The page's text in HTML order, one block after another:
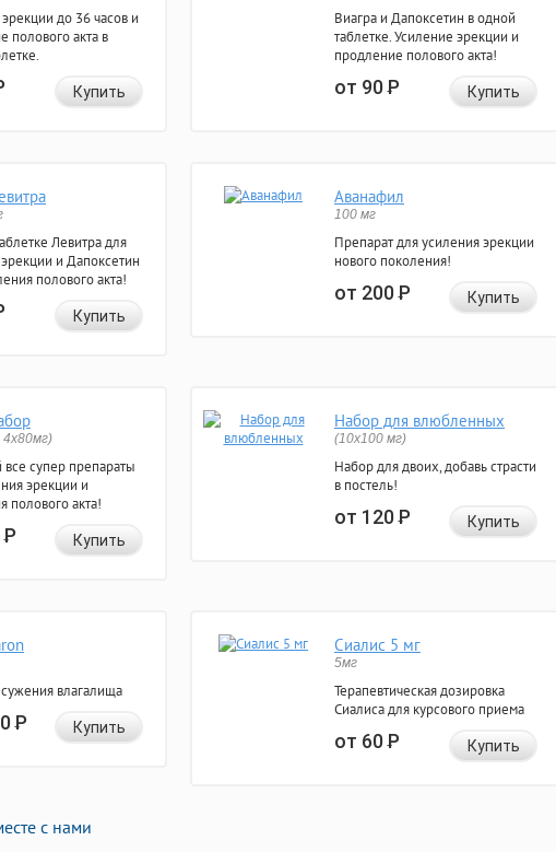
до 36 часов и
полового акта в
Купить
Виагра и Дапоксетин в одной
таблетке. Усиление эрекции и
продление полового акта!
от 90Р Купить
Левитра для
и Дапоксетин
полового акта!
Купить
Аванафил
100 мг
Препарат для усиления эрекции
нового поколения!
от 200Р Купить
4х80мг)
супер препараты
эрекции и
полового акта!
Р Купить
Набор для влюбленных
(10х100 мг)
Набор для двоих, добавь страсти
в постель!
от 120Р Купить
влагалища
Р Купить
Сиалис 5 мг
5мг
Терапевтическая дозировка
Сиалиса для курсового приема
от 60Р Купить
с нами